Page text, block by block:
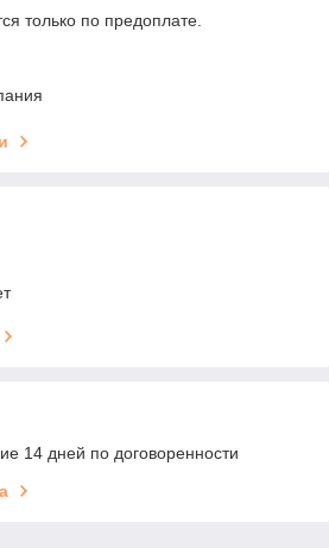
только по предоплате.
14 дней по договоренности